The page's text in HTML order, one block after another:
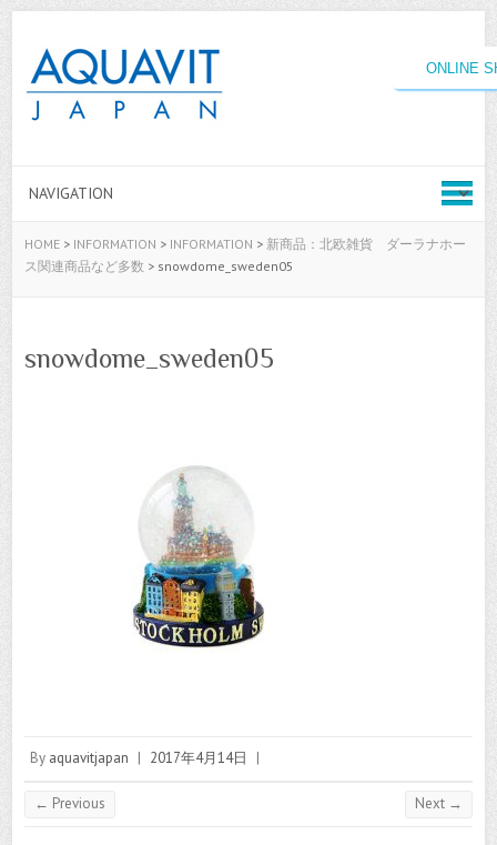
ONLINE
HOME> INFORMATION > INFORMATION > 新商品：北欧雑貨 ダーラナホー
ス関連商品など多数 > snowdome_sweden05
snowdome_sweden05
By aquavitjapan | 2017年4月14日 |
← Previous Next →